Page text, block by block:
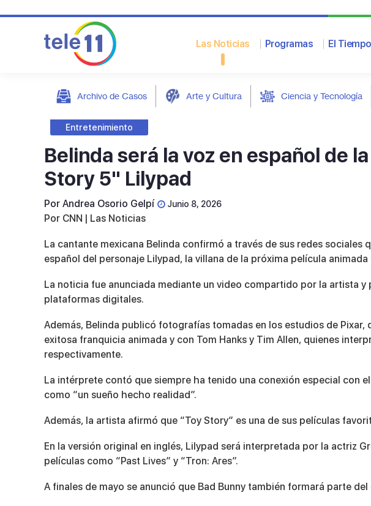
Las Noticias Programas El Tiempo
Archivo de Casos Arte y Cultura Ciencia y Tecnología
Entretenimiento
Belinda será la voz en español de
Story 5" Lilypad
Por Andrea Osorio Gelpí Junio 8, 2026
Por CNN | Las Noticias
La cantante mexicana Belinda confirmó a través de sus redes sociales
español del personaje Lilypad, la villana de la próxima película animada
La noticia fue anunciada mediante un video compartido por la artista y
plataformas digitales.
Además, Belinda publicó fotografías tomadas en los estudios de Pixar,
exitosa franquicia animada y con Tom Hanks y Tim Allen, quienes
respectivamente.
La intérprete contó que siempre ha tenido una conexión especial con
como “un sueño hecho realidad”.
Además, la artista afirmó que “Toy Story” es una de sus películas
En la versión original en inglés, Lilypad será interpretada por la actriz
películas como “Past Lives” y “Tron: Ares”.
A finales de mayo se anunció que Bad Bunny también formará parte del